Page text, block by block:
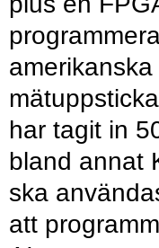
har tagit in
bland annat
ska
att